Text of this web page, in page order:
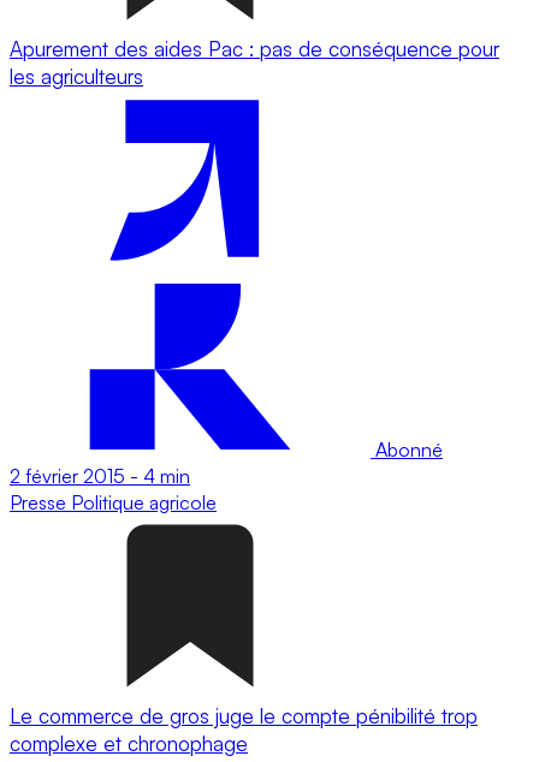
Apurement des aides Pac : pas de conséquence pour
les agriculteurs
Abonné
2 février 2015 - 4 min
Presse Politique agricole
Le commerce de gros juge le compte pénibilité trop
complexe et chronophage